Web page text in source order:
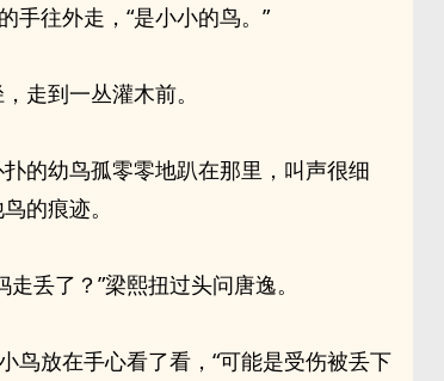
手往外走，“是小小的鸟。”
走到一丛灌木前。
的幼鸟孤零零地趴在那里，叫声很细
的痕迹。
丢了？”梁熙扭过头问唐逸。
鸟放在手心看了看，“可能是受伤被丢下